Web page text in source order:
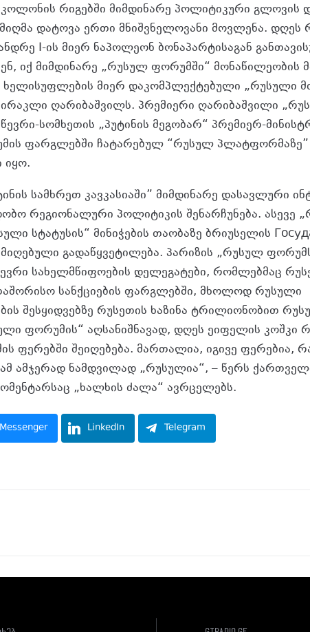
რიგებში მიმდინარე პოლიტიკური გლოვის
დატოვა ერთი მნიშვნელოვანი მოვლენა. დღეს
I-ის მიერ ნაპოლეონ ბონაპარტისაგან
იქ მიმდინარე „რუსულ ფორუმში“ მონაწილეობის
ხელისუფლების მიერ დაკომპლექტებული „რუსული
ღარიბაშვილს. პრემიერი ღარიბაშვილი
სომხეთის „პუტინის მეგობარ“ პრემიერ-
ფარგლებში ჩატარებულ “რუსულ პლატფორმაზე”
იყო.
სამხრეთ კავკასიაში” მიმდინარე დასავლური
რეგიონალური პოლიტიკის შენარჩუნება. ასევე
სტატუსის“ მინიჭების თაობაზე ბრიუსელის
გადაწყვეტილება. პარიზის „რუსულ
სახელმწიფოების დელეგატები, რომლებმაც
სანქციების ფარგლებში, მხოლოდ რუსული
შესყიდვებზე რუსეთის ხაზინა ტრილიონობით
ფორუმის“ აღსანიშნავად, დღეს ეიფელის კოშკი
ფერებში შეიღებება. მართალია, იგივე ფერებია,
ამჯერად ნამდვილად „რუსულია“, – წერს
„ხალხის ძალა“ ავრცელებს.
Messenger LinkedIn Telegram